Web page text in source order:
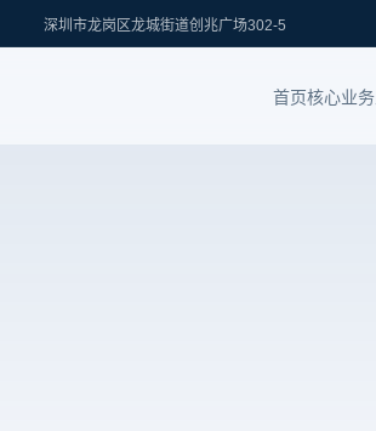
深圳市龙岗区龙城街道创兆广场302-5
首页核心业务